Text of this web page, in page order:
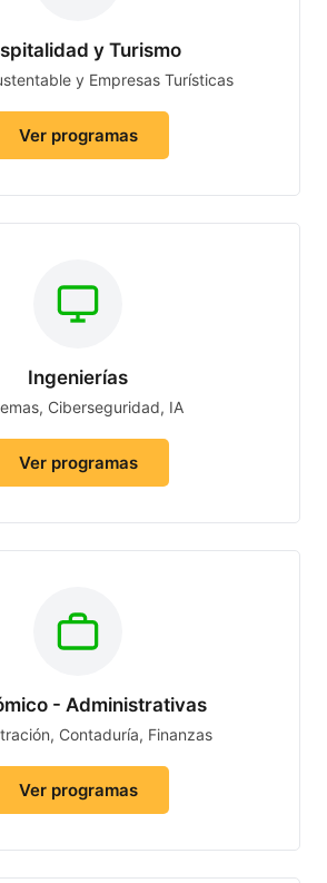
y Turismo
y Empresas Turísticas
Ver programas
Ingenierías
Ciberseguridad, IA
Ver programas
- Administrativas
Contaduría, Finanzas
Ver programas